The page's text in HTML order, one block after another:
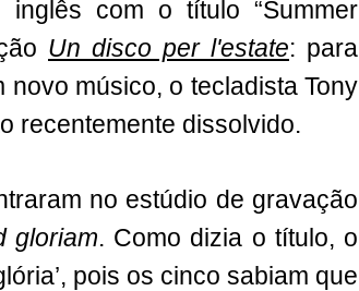
com o título “Summer
Un disco per l'estate: para
músico, o tecladista Tony
recentemente dissolvido.
no estúdio de gravação
gloriam. Como dizia o título, o
pois os cinco sabiam que